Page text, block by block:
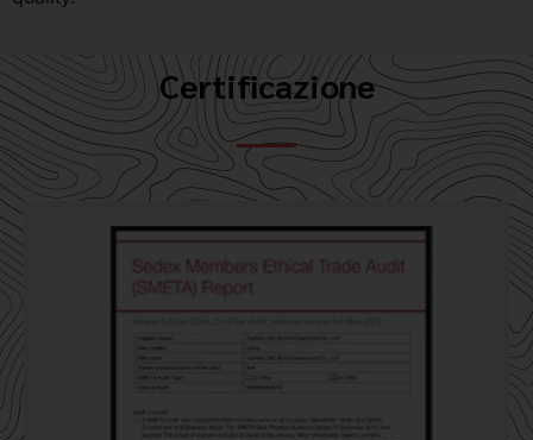
Certificazione